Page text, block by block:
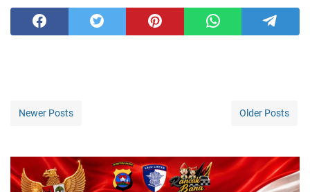
Newer Posts Older Posts